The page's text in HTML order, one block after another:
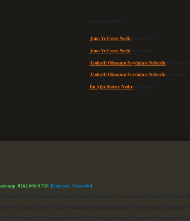
Son yorumlar
Juno Ve Ceres Nediriçin admin
Juno Ve Ceres Nediriçin Altan
Abdestli Olmanın Faydaları Nelerdiriçin admin
Abdestli Olmanın Faydaları Nelerdiriçin Alper
En Ağır Kahve Nediriçin admin
0262 606 0 726Telegram: @karabul
sitedeki içerikleri proaktif olarak denetleme veya araştırma yükümlülüğümüz